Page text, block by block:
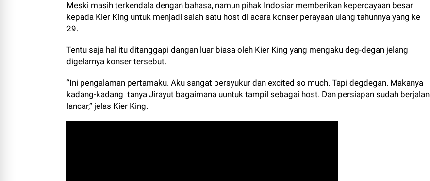
Meski masih terkendala dengan bahasa, namun pihak Indosiar memberikan kepercayaan besar
kepada Kier King untuk menjadi salah satu host di acara konser perayaan ulang tahunnya yang ke
29.
Tentu saja hal itu ditanggapi dangan luar biasa oleh Kier King yang mengaku deg-degan jelang
digelarnya konser tersebut.
“Ini pengalaman pertamaku. Aku sangat bersyukur dan excited so much. Tapi degdegan. Makanya
kadang-kadang tanya Jirayut bagaimana uuntuk tampil sebagai host. Dan persiapan sudah berjalan
lancar,” jelas Kier King.